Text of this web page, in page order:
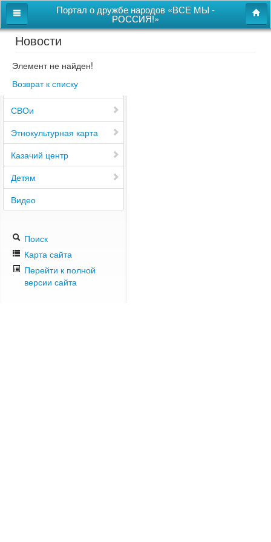
Портал о дружбе народов «ВСЕ МЫ -
РОССИЯ!»
Главная
Дом дружбы народов
Новости
СВОи
Этнокультурная карта
Казачий центр
Детям
Видео
Поиск
Карта сайта
Перейти к полной
версии сайта
Новости
Элемент не найден!
Возврат к списку